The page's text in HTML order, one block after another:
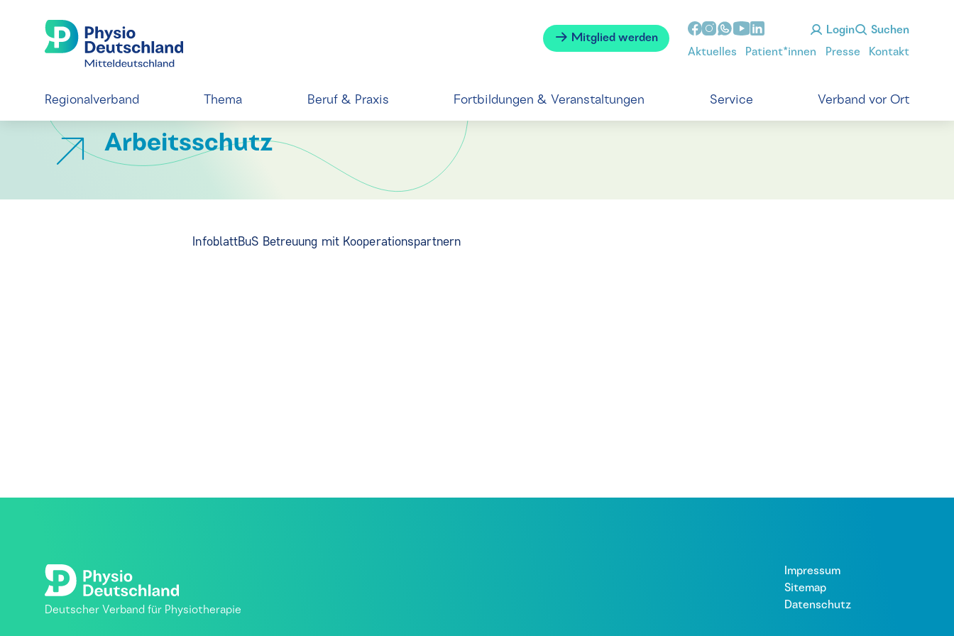
Mitglied werden
Login Suchen
Aktuelles Patient*innen Presse Kontakt
Regionalverband Thema Beruf & Praxis Fortbildungen & Veranstaltungen Service Verband vor Ort
Arbeitsschutz
InfoblattBuS Betreuung mit Kooperationspartnern
Deutscher Verband für Physiotherapie
Impressum
Sitemap
Datenschutz